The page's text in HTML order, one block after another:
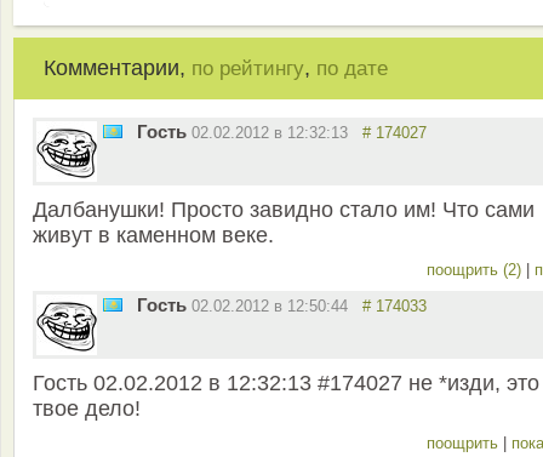
Комментарии, по рейтингу, по дате
Гость 02.02.2012 в 12:32:13 # 174027
Далбанушки! Просто завидно стало им! Что сами
живут в каменном веке.
поощрить (2)
Гость 02.02.2012 в 12:50:44 # 174033
Гость 02.02.2012 в 12:32:13 #174027 не *изди,
твое дело!
поощрить